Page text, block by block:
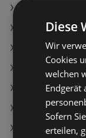
Ja! Natürlich
Clever
MPREIS
ADEG
Aktuelle
Aktuelle
Diese
Wir
Cookies
welchen
Endgerät
Sofern
erteilen,